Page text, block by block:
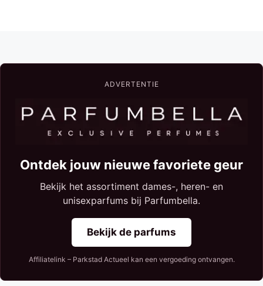
ADVERTENTIE
Ontdek jouw nieuwe favoriete geur
Bekijk het assortiment dames-, heren- en
unisexparfums bij Parfumbella.
Bekijk de parfums
Affiliatelink – Parkstad Actueel kan een vergoeding ontvangen.